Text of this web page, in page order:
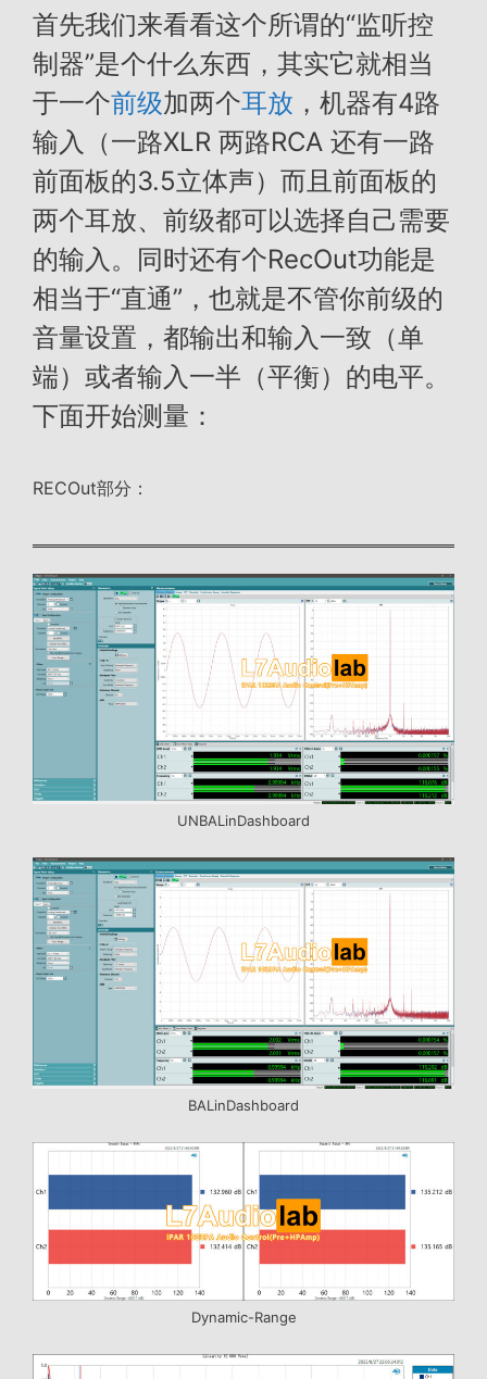
首先我们来看看这个所谓的“监听控
制器”是个什么东西，其实它就相当
于一个前级加两个耳放 ，机器有4路
输入（一路XLR 两路RCA 还有一路
前面板的3.5立体声）而且前面板的
两个耳放、前级都可以选择自己需要
的输入。同时还有个RecOut功能是
相当于“直通”，也就是不管你前级的
音量设置，都输出和输入一致（单
端）或者输入一半（平衡）的电平。
下面开始测量：
RECOut部分：
UNBALinDashboard
BALinDashboard
Dynamic-Range